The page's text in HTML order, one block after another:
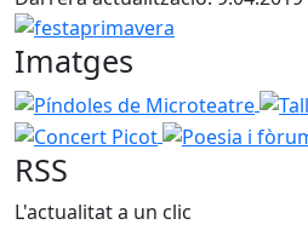
festaprimavera
Imatges
Píndoles de Microteatre
Poesia i fòrum
RSS
L'actualitat a un clic